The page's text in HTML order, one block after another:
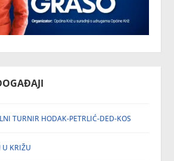
TURNIR HODAK-PETRLIĆ-DED-KOS
U KRIŽU